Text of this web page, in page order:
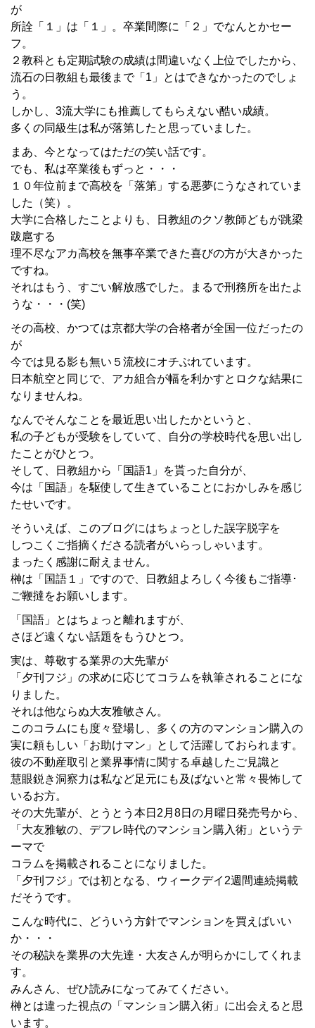
が
所詮「１」は「１」。卒業間際に「２」でなんとかセー
フ。
２教科とも定期試験の成績は間違いなく上位でしたから、
流石の日教組も最後まで「1」とはできなかったのでしょ
う。
しかし、3流大学にも推薦してもらえない酷い成績。
多くの同級生は私が落第したと思っていました。
まあ、今となってはただの笑い話です。
でも、私は卒業後もずっと・・・
１０年位前まで高校を「落第」する悪夢にうなされていま
した（笑）。
大学に合格したことよりも、日教組のクソ教師どもが跳梁
跋扈する
理不尽なアカ高校を無事卒業できた喜びの方が大きかった
ですね。
それはもう、すごい解放感でした。まるで刑務所を出たよ
うな・・・(笑)
その高校、かつては京都大学の合格者が全国一位だったの
が
今では見る影も無い５流校にオチぶれています。
日本航空と同じで、アカ組合が幅を利かすとロクな結果に
なりませんね。
なんでそんなことを最近思い出したかというと、
私の子どもが受験をしていて、自分の学校時代を思い出し
たことがひとつ。
そして、日教組から「国語1」を貰った自分が、
今は「国語」を駆使して生きていることにおかしみを感じ
たせいです。
そういえば、このブログにはちょっとした誤字脱字を
しつこくご指摘くださる読者がいらっしゃいます。
まったく感謝に耐えません。
榊は「国語１」ですので、日教組よろしく今後もご指導･
ご鞭撻をお願いします。
「国語」とはちょっと離れますが、
さほど遠くない話題をもうひとつ。
実は、尊敬する業界の大先輩が
「夕刊フジ」の求めに応じてコラムを執筆されることにな
りました。
それは他ならぬ大友雅敏さん。
このコラムにも度々登場し、多くの方のマンション購入の
実に頼もしい「お助けマン」として活躍しておられます。
彼の不動産取引と業界事情に関する卓越したご見識と
慧眼鋭き洞察力は私など足元にも及ばないと常々畏怖して
いるお方。
その大先輩が、とうとう本日2月8日の月曜日発売号から、
「大友雅敏の、デフレ時代のマンション購入術」というテ
ーマで
コラムを掲載されることになりました。
「夕刊フジ」では初となる、ウィークデイ2週間連続掲載
だそうです。
こんな時代に、どういう方針でマンションを買えばいい
か・・・
その秘訣を業界の大先達・大友さんが明らかにしてくれま
す。
みんさん、ぜひ読みになってみてください。
榊とは違った視点の「マンション購入術」に出会えると思
います。